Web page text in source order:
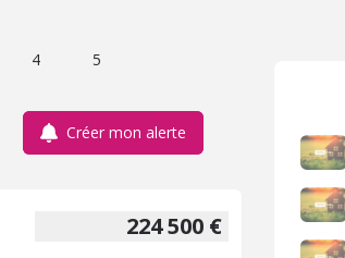
4 5
Créer mon alerte
224 500 €